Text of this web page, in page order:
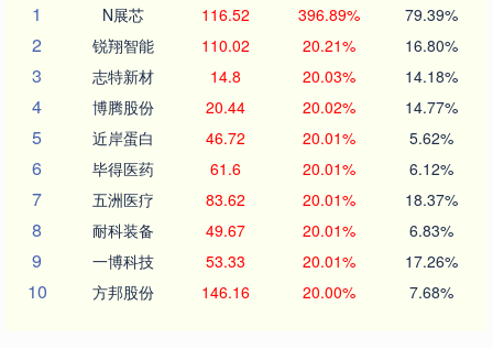
1
N展芯 116.52 396.89% 79.39%
2 锐翔智能 110.02 20.21% 16.80%
3 志特新材 14.8 20.03% 14.18%
4 博腾股份 20.44 20.02% 14.77%
5 近岸蛋白 46.72 20.01% 5.62%
6 毕得医药 61.6 20.01% 6.12%
7 五洲医疗 83.62 20.01% 18.37%
8 耐科装备 49.67 20.01% 6.83%
9 一博科技 53.33 20.01% 17.26%
10 方邦股份 146.16 20.00% 7.68%